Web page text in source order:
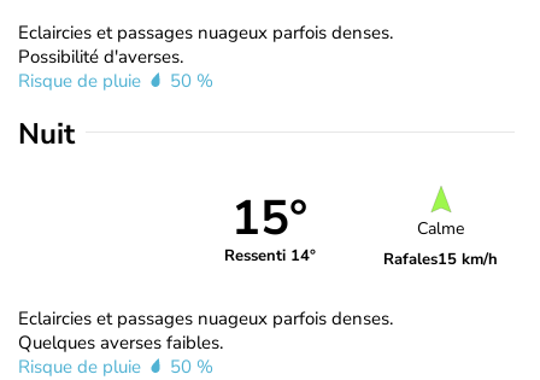
Eclaircies et passages nuageux parfois denses.
Possibilité d'averses.
Risque de pluie
50 %
Nuit
15°
Ressenti 14°
Calme
Rafales15 km/h
Eclaircies et passages nuageux parfois denses.
Quelques averses faibles.
Risque de pluie
50 %